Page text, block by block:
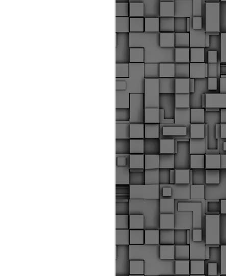
αστυνομικούς, οι οποίοι έχουν
εκπαίδευσή τους και
καθήκοντα.
ο Δήμος παρέλαβε τρία
οποία θα χρησιμοποιούνται για
μετακινήσεις των